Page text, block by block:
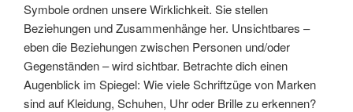
Symbole ordnen unsere Wirklichkeit. Sie stellen
Beziehungen und Zusammenhänge her. Unsichtbares –
eben die Beziehungen zwischen Personen und/oder
Gegenständen – wird sichtbar. Betrachte dich einen
Augenblick im Spiegel: Wie viele Schriftzüge von Marken
sind auf Kleidung, Schuhen, Uhr oder Brille zu erkennen?